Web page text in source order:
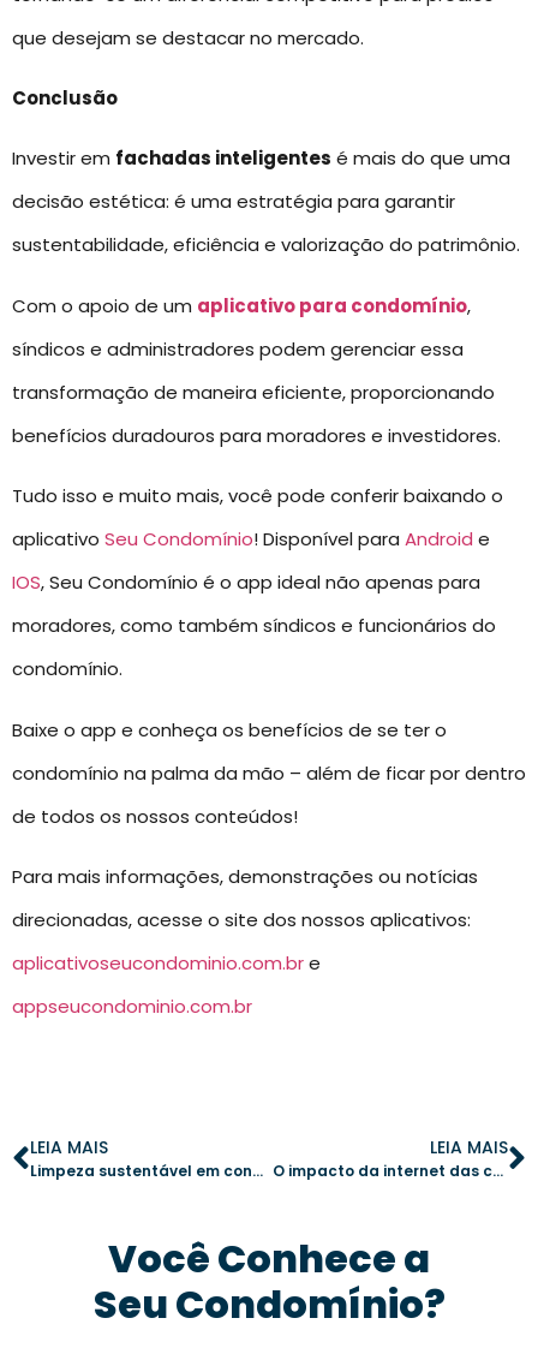
que desejam se destacar no mercado.
Conclusão
Investir em fachadas inteligentes é mais do que uma
decisão estética: é uma estratégia para garantir
sustentabilidade, eficiência e valorização do patrimônio.
Com o apoio de um aplicativo para condomínio,
síndicos e administradores podem gerenciar essa
transformação de maneira eficiente, proporcionando
benefícios duradouros para moradores e investidores.
Tudo isso e muito mais, você pode conferir baixando o
aplicativo Seu Condomínio! Disponível para Android e
IOS, Seu Condomínio é o app ideal não apenas para
moradores, como também síndicos e funcionários do
condomínio.
Baixe o app e conheça os benefícios de se ter o
condomínio na palma da mão – além de ficar por dentro
de todos os nossos conteúdos!
Para mais informações, demonstrações ou notícias
direcionadas, acesse o site dos nossos aplicativos:
aplicativoseucondominio.com.bre
appseucondominio.com.br
LEIA MAIS
Limpeza sustentável em condomínios: soluções práticas para reduzir impactos
LEIA MAIS
O impacto da internet das coisas na modernização dos condomínios
Você Conhece a
Seu Condomínio?